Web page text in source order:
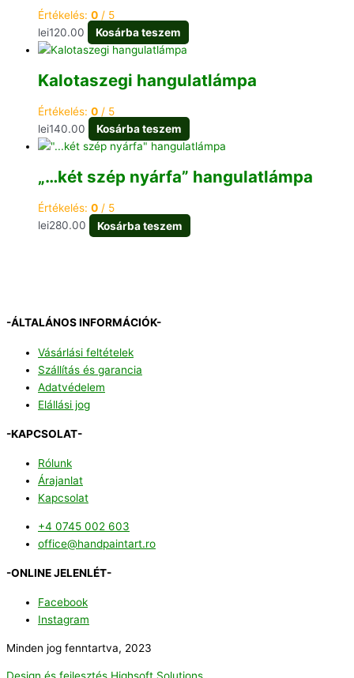
Értékelés: 0 / 5
lei120.00 Kosárba teszem
Kalotaszegi hangulatlámpa
Értékelés: 0 / 5
lei140.00 Kosárba teszem
„…két szép nyárfa” hangulatlámpa
Értékelés: 0 / 5
lei280.00 Kosárba teszem
-ÁLTALÁNOS INFORMÁCIÓK-
Vásárlási feltételek
Szállítás és garancia
Adatvédelem
Elállási jog
-KAPCSOLAT-
Rólunk
Árajanlat
Kapcsolat
+4 0745 002 603
office@handpaintart.ro
-ONLINE JELENLÉT-
Facebook
Instagram
Minden jog fenntartva, 2023